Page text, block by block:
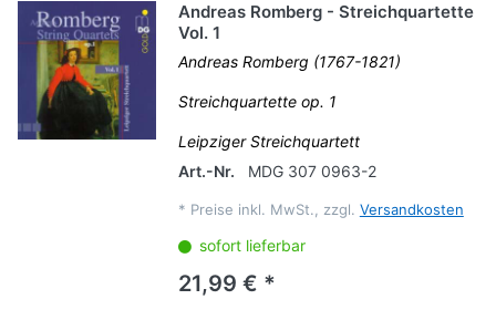
Andreas Romberg - Streichquartette
Vol. 1
Andreas Romberg (1767-1821)
Streichquartette op. 1
Leipziger Streichquartett
Art.-Nr.
MDG 307 0963-2
* Preise inkl. MwSt., zzgl. Versandkosten
sofort lieferbar
21,99 € *